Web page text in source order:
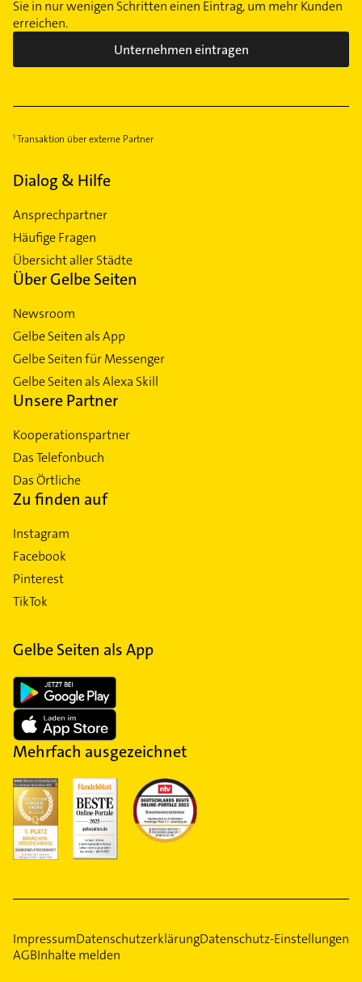
Sie in nur wenigen Schritten einen Eintrag, um mehr Kunden
erreichen.
Unternehmen eintragen
Transaktion über externe Partner
Dialog & Hilfe
Ansprechpartner
Häufige Fragen
Übersicht aller Städte
Über Gelbe Seiten
Newsroom
Gelbe Seiten als App
Gelbe Seiten für Messenger
Gelbe Seiten als Alexa Skill
Unsere Partner
Kooperationspartner
Das Telefonbuch
Das Örtliche
Zu finden auf
Instagram
Facebook
Pinterest
TikTok
Gelbe Seiten als App
Mehrfach ausgezeichnet
ImpressumDatenschutzerklärungDatenschutz-Einstellungen
AGBInhalte melden